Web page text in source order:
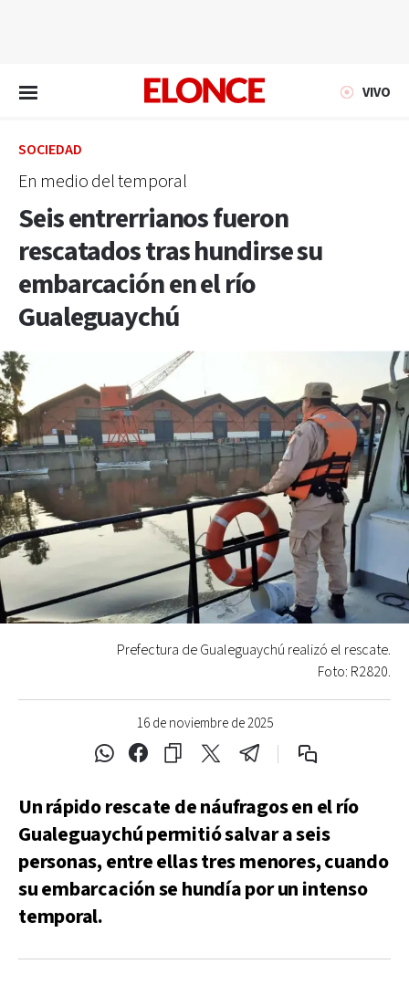
VIVO
SOCIEDAD
En medio del temporal
Seis entrerrianos fueron
rescatados tras hundirse su
embarcación en el río
Gualeguaychú
16 de noviembre de 2025
Prefectura de Gualeguaychú realizó el rescate.
Foto: R2820.
Un rápido rescate de náufragos en el río
Gualeguaychú permitió salvar a seis
personas, entre ellas tres menores, cuando
su embarcación se hundía por un intenso
temporal.